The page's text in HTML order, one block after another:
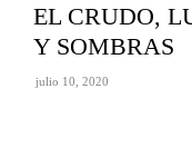
EL CRUDO,
Y SOMBRAS
julio 10, 2020